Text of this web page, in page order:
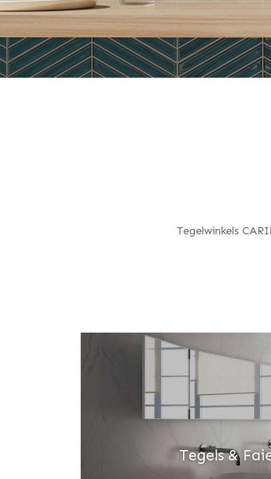
Tegelwinkels
Tegels &